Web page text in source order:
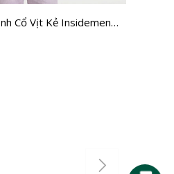
Cổ Vịt Kẻ Insidemen